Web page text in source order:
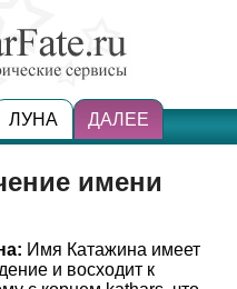
ЛУНА ДАЛЕЕ
имени
Имя Катажина имеет
и восходит к